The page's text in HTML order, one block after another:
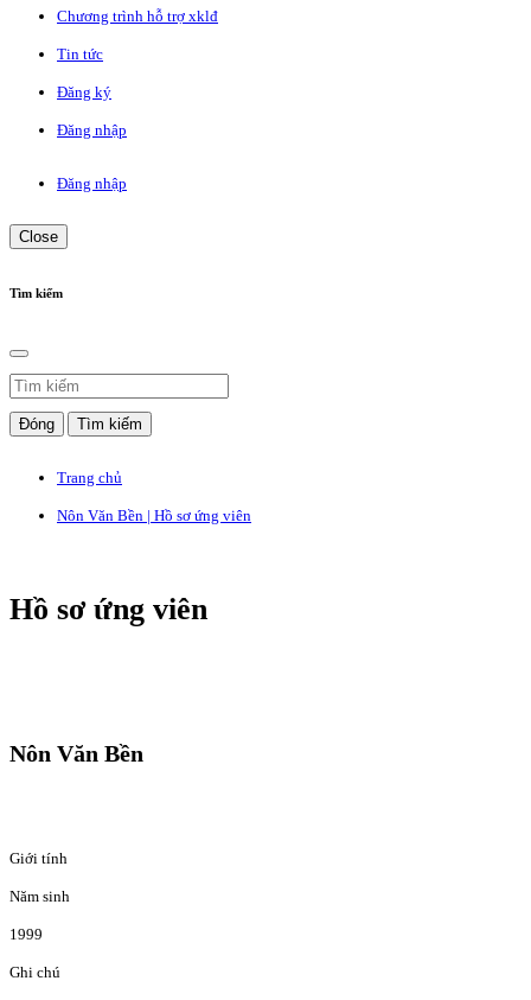
Chương trình hỗ trợ xklđ
Tin tức
Đăng ký
Đăng nhập
Đăng nhập
Close
Tìm kiếm
Đóng Tìm kiếm
Trang chủ
Nôn Văn Bền | Hồ sơ ứng viên
Hồ sơ ứng viên
Nôn Văn Bền
Giới tính
Năm sinh
1999
Ghi chú